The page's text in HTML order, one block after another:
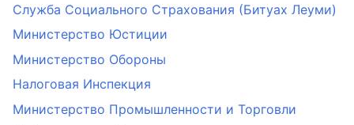
Служба Социального Страхования (Битуах Леуми)
Министерство Юстиции
Министерство Обороны
Налоговая Инспекция
Министерство Промышленности и Торговли